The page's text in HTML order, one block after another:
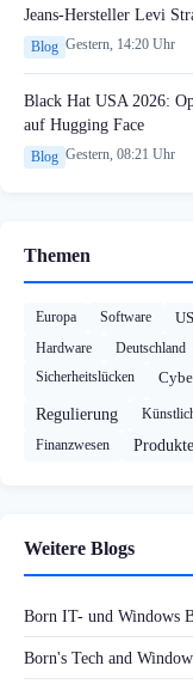
Jeans-Hersteller Levi
Blog Gestern, 14:20 Uhr
Black Hat USA 2026:
auf Hugging Face
Blog Gestern, 08:21 Uhr
Themen
Europa Software
Hardware Deutschland
Sicherheitslücken
Regulierung
Finanzwesen
Weitere Blogs
Born IT- und Windows
Born's Tech and